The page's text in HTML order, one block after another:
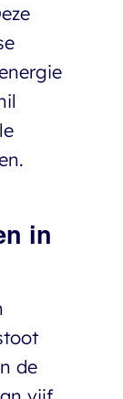
in
de